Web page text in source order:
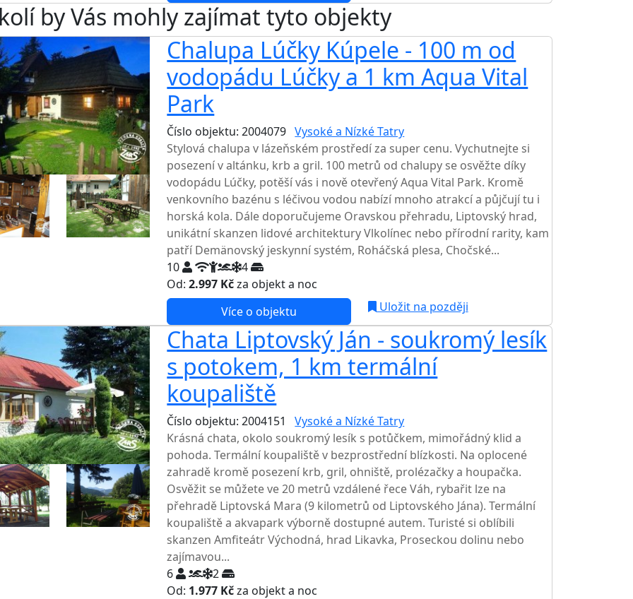
by Vás mohly zajímat tyto objekty
Chalupa Lúčky Kúpele - 100 m od
vodopádu Lúčky a 1 km Aqua Vital
Park
Číslo objektu: 2004079 Vysoké a Nízké Tatry
Stylová chalupa v lázeňském prostředí za super cenu. Vychutnejte si
posezení v altánku, krb a gril. 100 metrů od chalupy se osvěžte díky
vodopádu Lúčky, potěší vás i nově otevřený Aqua Vital Park. Kromě
venkovního bazénu s léčivou vodou nabízí mnoho atrakcí a půjčují tu i
horská kola. Dále doporučujeme Oravskou přehradu, Liptovský hrad,
unikátní skanzen lidové architektury Vlkolínec nebo přírodní rarity, kam
patří Demänovský jeskynní systém, Roháčská plesa, Chočské...
10
4
Od:2.997 Kčza objekt a noc
Více o objektu
Uložit na později
Chata Liptovský Ján - soukromý lesík
s potokem, 1 km termální
koupaliště
Číslo objektu: 2004151 Vysoké a Nízké Tatry
Krásná chata, okolo soukromý lesík s potůčkem, mimořádný klid a
pohoda. Termální koupaliště v bezprostřední blízkosti. Na oplocené
zahradě kromě posezení krb, gril, ohniště, prolézačky a houpačka.
Osvěžit se můžete ve 20 metrů vzdálené řece Váh, rybařit lze na
přehradě Liptovská Mara (9 kilometrů od Liptovského Jána). Termální
koupaliště a akvapark výborně dostupné autem. Turisté si oblíbili
skanzen Amfiteátr Východná, hrad Likavka, Proseckou dolinu nebo
zajímavou...
6
2
Od: 1.977 Kčza objekt a noc